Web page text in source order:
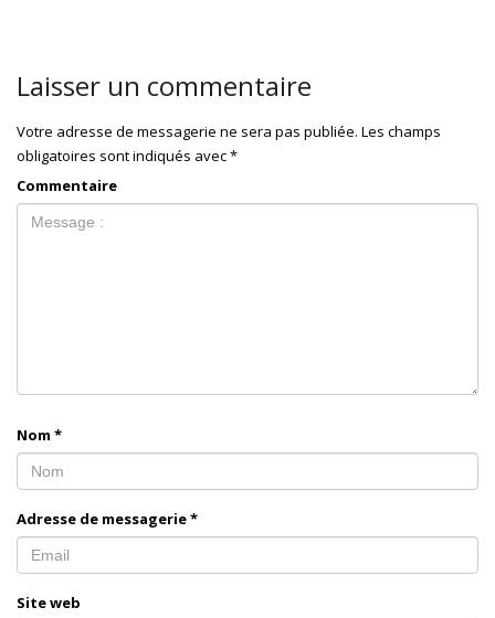
Laisser un commentaire
Votre adresse de messagerie ne sera pas publiée. Les champs
obligatoires sont indiqués avec*
Commentaire
Nom *
Adresse de messagerie*
Site web